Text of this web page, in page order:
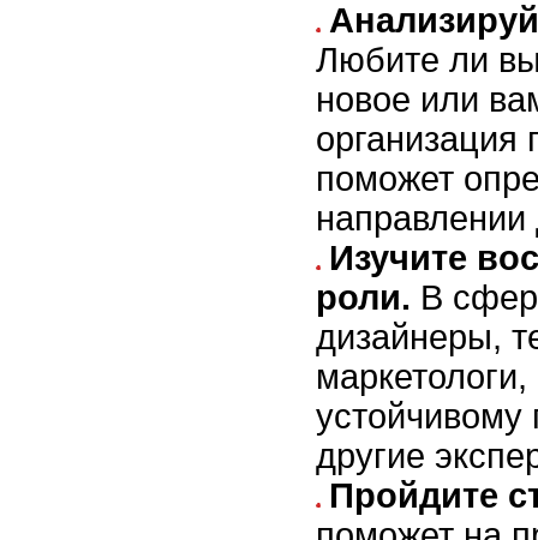
Любите ли вы
новое или
организация
поможет
направлении
Изучите
роли. В
дизайнеры,
устойчивому
другие
Пройдите